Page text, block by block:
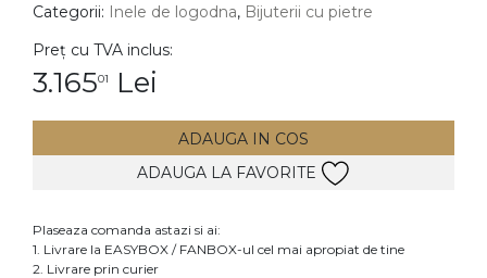
Cercei
Accesorii
Categorii: Inele de logodna, Bijuterii cu pietre
Preț cu TVA inclus:
3.16501 Lei
ADAUGA IN COS
ADAUGA LA FAVORITE
Plaseaza comanda astazi si ai:
1. Livrare la EASYBOX / FANBOX-ul cel mai apropiat de tine
2. Livrare prin curier